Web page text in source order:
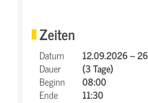
Zeiten
Datum
12.09.2026 –
Dauer
(3 Tage)
Beginn
08:00
Ende
11:30